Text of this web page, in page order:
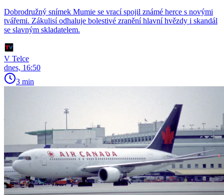
Dobrodružný snímek Mumie se vrací spojil známé herce s novými
tvářemi. Zákulisí odhaluje bolestivé zranění hlavní hvězdy i skandál
se slavným skladatelem.
V Telce
dnes, 16:50
3 min